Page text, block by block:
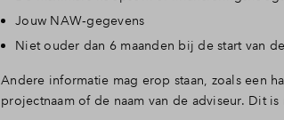
Jouw NAW‑gegevens
Niet ouder dan 6 maanden bij de start van
Andere informatie mag erop staan, zoals een
projectnaam of de naam van de adviseur. Dit